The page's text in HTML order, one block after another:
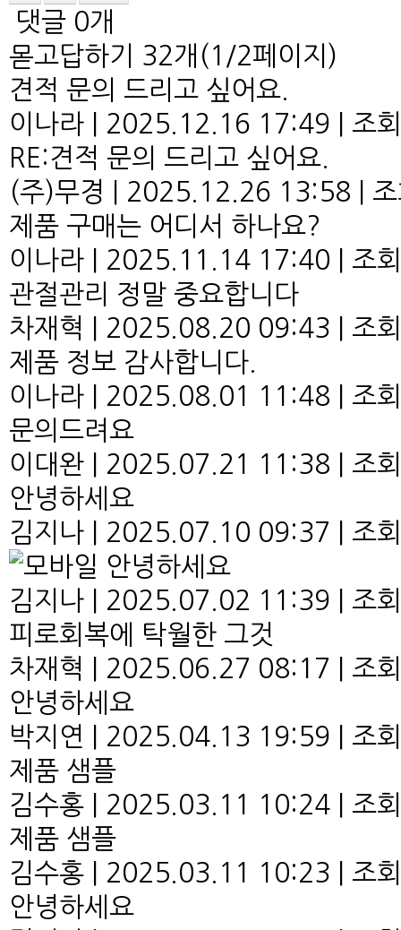
댓글 0개
몯고답하기
32개(1/2페이지)
견적 문의 드리고 싶어요.
이나라
2025.12.16 17:49
조
RE:견적 문의 드리고 싶어요.
(주)무경
2025.12.26 13:58
제품 구매는 어디서 하나요?
이나라
2025.11.14 17:40
조
관절관리 정말 중요합니다
차재혁
2025.08.20 09:43
조
제품 정보 감사합니다.
이나라
2025.08.01 11:48
조
문의드려요
이대완
2025.07.21 11:38
조
안녕하세요
김지나
2025.07.10 09:37
조
안녕하세요
김지나
2025.07.02 11:39
조
피로회복에 탁월한 그것
차재혁
2025.06.27 08:17
조
안녕하세요
박지연
2025.04.13 19:59
조
제품 샘플
김수홍
2025.03.11 10:24
조
제품 샘플
김수홍
2025.03.11 10:23
조
안녕하세요